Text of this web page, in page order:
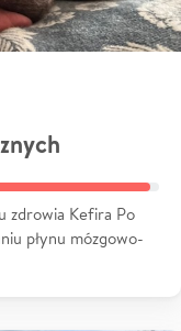
zdrowia Kefira Po
płynu mózgowo-